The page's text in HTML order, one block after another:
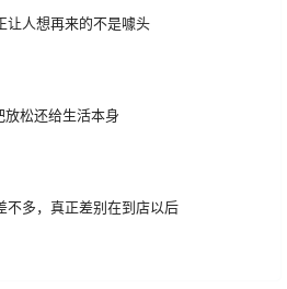
让人想再来的不是噱头
放松还给生活本身
不多，真正差别在到店以后